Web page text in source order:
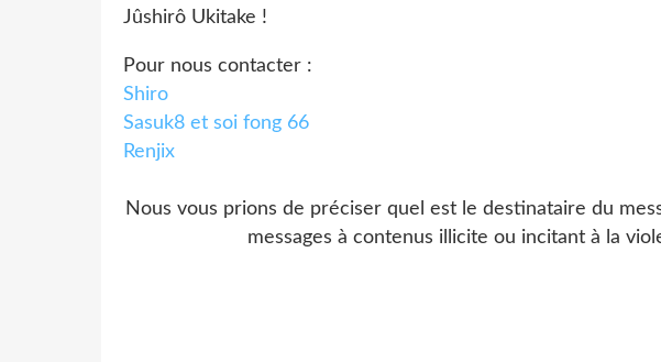
Jûshirô Ukitake !
Pour nous contacter :
Shiro
Sasuk8 et soi fong 66
Renjix
Nous vous prions de préciser quel est le destinataire du
messages à contenus illicite ou incitant à la